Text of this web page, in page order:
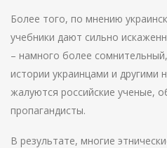
Более того, по мнению
учебники дают сильно
– намного более
истории украинцами и другими
жалуются российские ученые,
пропагандисты.
В результате, многие